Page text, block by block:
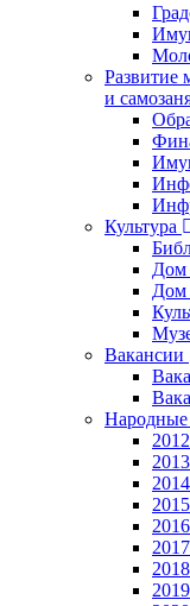
Развитие
и
Культура
Дом
Дом
Вакансии